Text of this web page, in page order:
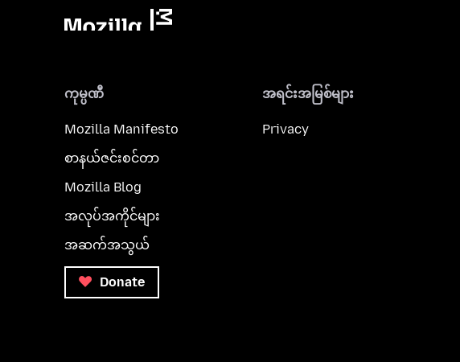
ကုမ္ပဏီ
Mozilla Manifesto
စာနယ်ဇင်းစင်တာ
Mozilla Blog
အလုပ်အကိုင်များ
အဆက်အသွယ်
Donate
အရင်းအမြစ်များ
Privacy